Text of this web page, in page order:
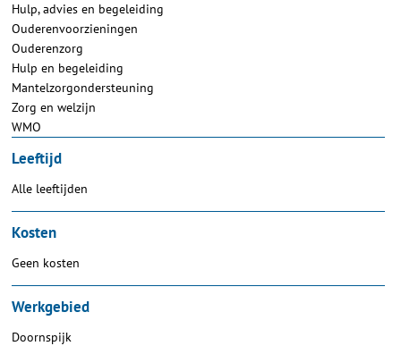
Hulp, advies en begeleiding
Ouderenvoorzieningen
Ouderenzorg
Hulp en begeleiding
Mantelzorgondersteuning
Zorg en welzijn
WMO
Leeftijd
Alle leeftijden
Kosten
Geen kosten
Werkgebied
Doornspijk